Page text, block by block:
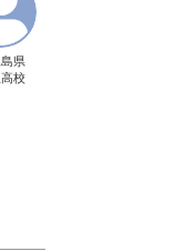
県
校